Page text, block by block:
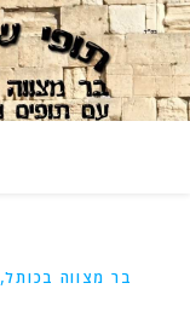
בר מצווה בכותל,